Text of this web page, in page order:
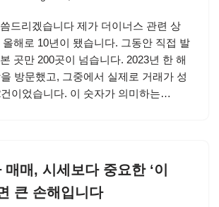
드리겠습니다 제가 더이너스 관련 상
해로 10년이 됐습니다. 그동안 직접 발
곳만 200곳이 넘습니다. 2023년 한 해
방문했고, 그중에서 실제로 거래가 성
이었습니다. 이 숫자가 의미하는…
매, 시세보다 중요한 ‘이
큰 손해입니다